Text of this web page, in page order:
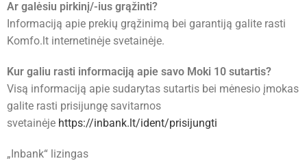
Ar galėsiu pirkinį/-ius grąžinti?
Informaciją apie prekių grąžinimą bei garantiją galite rasti
Komfo.lt internetinėje svetainėje.
Kur galiu rasti informaciją apie savo Moki 10 sutartis?
Visą informaciją apie sudarytas sutartis bei mėnesio įmokas
galite rasti prisijungę savitarnos
svetainėje https://inbank.lt/ident/prisijungti
„Inbank“ lizingas